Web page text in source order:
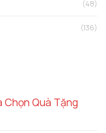
(48)
(136)
Chọn Quà Tặng